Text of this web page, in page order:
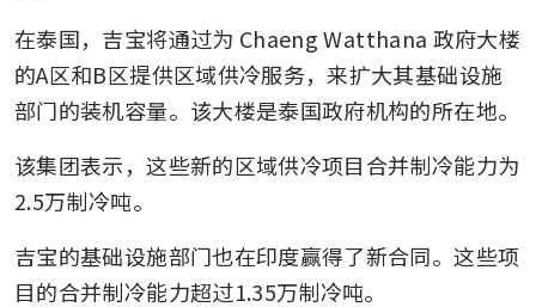
在泰国，吉宝将通过为 Chaeng Watthana 政府大楼
的A区和B区提供区域供冷服务，来扩大其基础设施
部门的装机容量。该大楼是泰国政府机构的所在地。
该集团表示，这些新的区域供冷项目合并制冷能力为
2.5万制冷吨。
吉宝的基础设施部门也在印度赢得了新合同。这些项
目的合并制冷能力超过1.35万制冷吨。